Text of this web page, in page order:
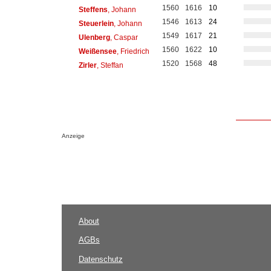
Steffens , Johann 1560 1616
10
Steuerlein, Johann 1546 1613
24
Ulenberg, Caspar 1549 1617
21
Weißensee, Friedrich 1560 1622
10
Zirler, Steffan 1520 1568 48
Anzeige
About
AGBs
Datenschutz